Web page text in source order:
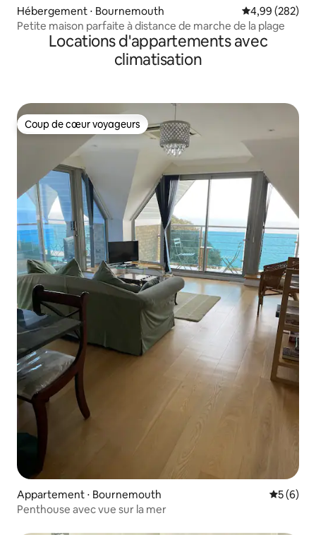
Hébergement ⋅ Bournemouth Évaluation
4,99 (282)
Petite maison parfaite à distance de marche de la plage
Locations d'appartements avec
climatisation
Coup de cœur voyageurs
Coup de cœur voyageurs
Appartement ⋅ Bournemouth
5 (6)
Penthouse avec vue sur la mer